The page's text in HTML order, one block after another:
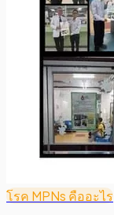
โรค MPNs คืออะไร